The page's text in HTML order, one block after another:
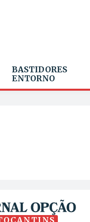
BASTIDORES
ENTORNO